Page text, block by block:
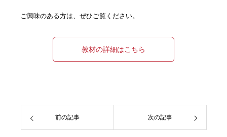
ご興味のある方は、ぜひご覧ください。
教材の詳細はこちら
前の記事 次の記事